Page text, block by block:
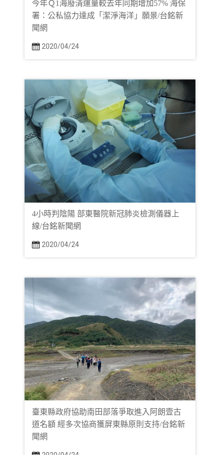
今年Ｑ1海廢清運量較去年同期增加57% 海保
署：公私協力達成「潔淨海洋」願景/台銘新
聞網
2020/04/24
4小時判陰陽 部東醫院新冠肺炎檢測儀器上
線/台銘新聞網
2020/04/24
臺東縣政府協助南田部落爭取進入阿朗壹古
道名額 經多次協商獲屏東縣原則支持/台銘新
聞網